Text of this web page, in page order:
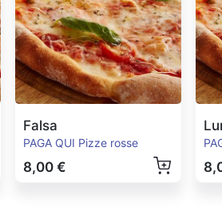
Falsa
PAGA QUI Pizze rosse
8,00 €